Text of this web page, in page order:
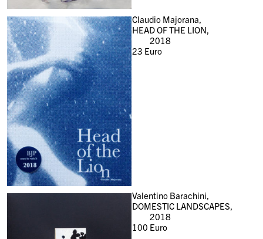
Claudio Majorana,
HEAD OF THE LION,
2018
23 Euro
Valentino Barachini,
DOMESTIC LANDSCAPES,
2018
100 Euro